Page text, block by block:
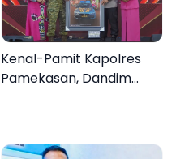
Kenal-Pamit Kapolres
Pamekasan, Dandim